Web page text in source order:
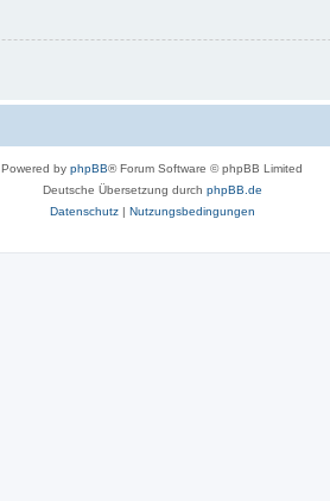
Powered by phpBB® Forum Software © phpBB Limited
Deutsche Übersetzung durch phpBB.de
Datenschutz| Nutzungsbedingungen